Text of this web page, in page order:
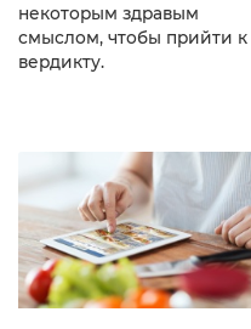
некоторым здравым
смыслом, чтобы прийти к
вердикту.